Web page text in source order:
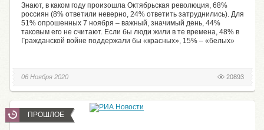
Знают, в каком году произошла Октябрьская революция, 68%
россиян (8% ответили неверно, 24% ответить затруднились). Для
51% опрошенных 7 ноября – важный, значимый день, 44%
таковым его не считают. Если бы люди жили в те времена, 48% в
Гражданской войне поддержали бы «красных», 15% – «белых»
20893
06 Ноября 2020
ПРОШЛОЕ